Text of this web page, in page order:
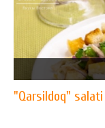
"Qarsildoq" salati